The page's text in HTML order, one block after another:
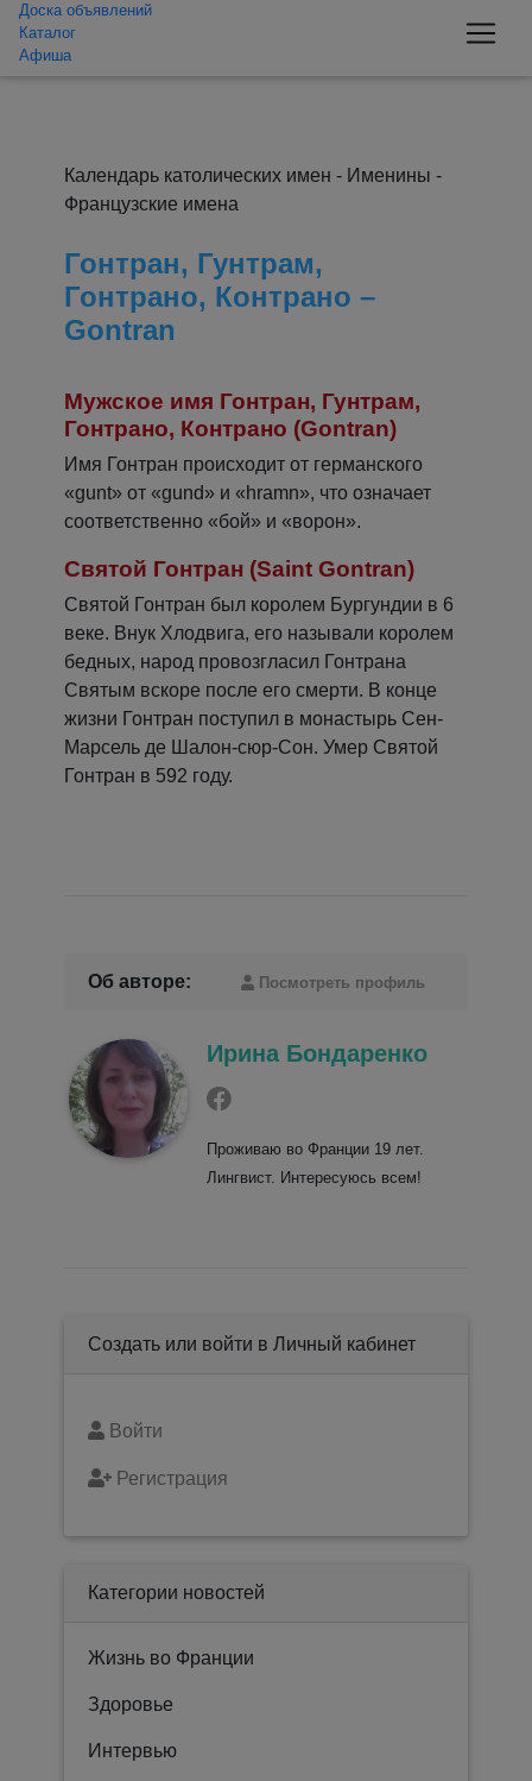
Доска объявлений
Каталог
Афиша
Календарь католических имен - Именины -
Французские имена
Гонтран, Гунтрам,
Гонтрано, Контрано –
Gontran
Мужское имя Гонтран, Гунтрам,
Гонтрано, Контрано (Gontran)
Имя Гонтран происходит от германского
«gunt» от «gund» и «hramn», что означает
соответственно «бой» и «ворон».
Святой Гонтран (Saint Gontran)
Святой Гонтран был королем Бургундии в 6
веке. Внук Хлодвига, его называли королем
бедных, народ провозгласил Гонтрана
Святым вскоре после его смерти. В конце
жизни Гонтран поступил в монастырь Сен-
Марсель де Шалон-сюр-Сон. Умер Святой
Гонтран в 592 году.
Об авторе: Посмотреть профиль
Ирина Бондаренко
Проживаю во Франции 19 лет.
Лингвист. Интересуюсь всем!
Создать или войти в Личный кабинет
Войти
Регистрация
Категории новостей
Жизнь во Франции
Здоровье
Интервью